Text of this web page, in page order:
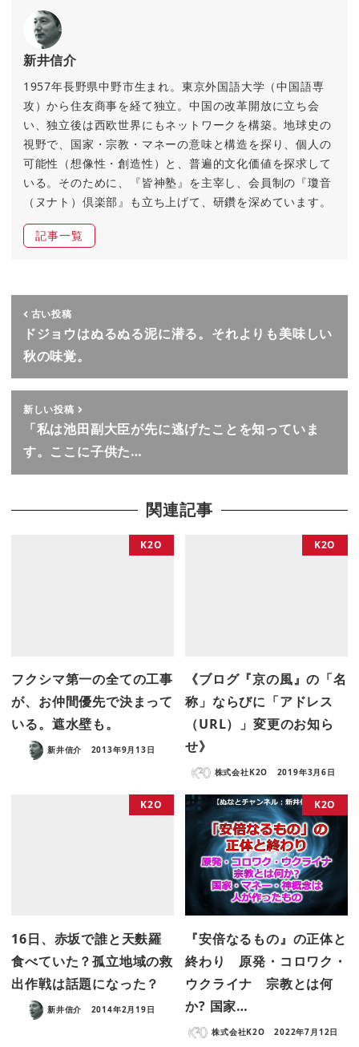
新井信介
1957年長野県中野市生まれ。東京外国語大学（中国語専
攻）から住友商事を経て独立。中国の改革開放に立ち会
い、独立後は西欧世界にもネットワークを構築。地球史の
視野で、国家・宗教・マネーの意味と構造を探り、個人の
可能性（想像性・創造性）と、普遍的文化価値を探求して
いる。そのために、『皆神塾』を主宰し、会員制の『瓊音
（ヌナト）倶楽部』も立ち上げて、研鑽を深めています。
記事一覧
古い投稿
ドジョウはぬるぬる泥に潜る。それよりも美味しい
秋の味覚。
新しい投稿
「私は池田副大臣が先に逃げたことを知っていま
す。ここに子供た…
関連記事
K2O
フクシマ第一の全ての工事
が、お仲間優先で決まって
いる。遮水壁も。
新井信介 2013年9月13日
K2O
《ブログ『京の風』の「名
称」ならびに「アドレス
（URL）」変更のお知ら
せ》
株式会社K2O 2019年3月6日
K2O
16日、赤坂で誰と天麩羅
食べていた？孤立地域の救
出作戦は話題になった？
新井信介 2014年2月19日
K2O
『安倍なるもの』の正体と
終わり 原発・コロワク・
ウクライナ 宗教とは何
か? 国家…
株式会社K2O 2022年7月12日